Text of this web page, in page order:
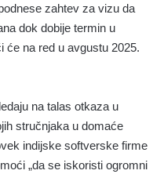
zahtev za vizu da
dok dobije termin u
će na red u avgustu 2025.
na talas otkaza u
stručnjaka u domaće
indijske softverske firme
„da se iskoristi ogromni